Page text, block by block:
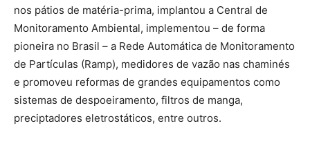
nos pátios de matéria-prima, implantou a Central de
Monitoramento Ambiental, implementou – de forma
pioneira no Brasil – a Rede Automática de Monitoramento
de Partículas (Ramp), medidores de vazão nas chaminés
e promoveu reformas de grandes equipamentos como
sistemas de despoeiramento, filtros de manga,
preciptadores eletrostáticos, entre outros.